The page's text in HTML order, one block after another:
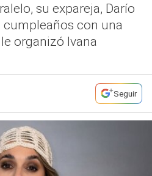
su expareja, Darío
cumpleaños con una
organizó Ivana
Seguir